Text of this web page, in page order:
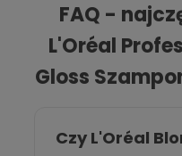
FAQ -
L'Oréal
Gloss
Czy L'Oréal